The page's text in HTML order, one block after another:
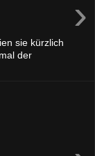
›
sie kürzlich
der